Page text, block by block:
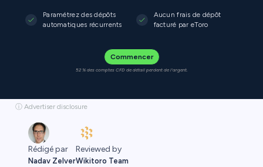
Paramétrez des dépôts
automatiques récurrents
Aucun frais de dépôt
facturé par eToro
Commencer
52 % des comptes CFD de détail perdent de l'argent.
ⓘ Advertiser disclosure
Rédigé par
Nadav Zelver
Reviewed by
Wikitoro Team